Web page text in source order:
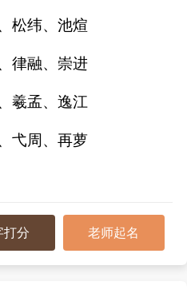
松纬、池煊
律融、崇进
羲孟、逸江
弋周、再萝
打分 老师起名